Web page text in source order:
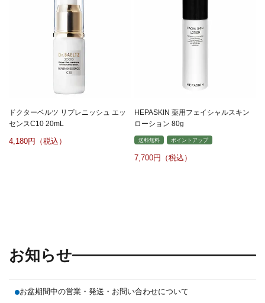
ドクターベルツ リプレニッシュ エッ
センスC10 20mL
4,180
HEPASKIN 薬用フェイシャルスキン
ローション 80g
送料無料 ポイントアップ
7,700
お知らせ
お盆期間中の営業・発送・お問い合わせについて